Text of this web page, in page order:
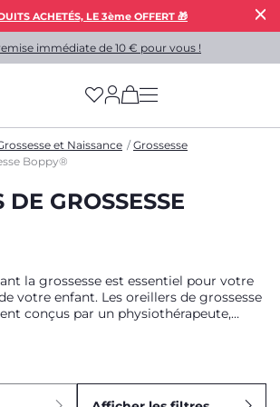
ACHETÉS, LE 3ème OFFERT 🎁
immédiate de 10 € pour vous !
(has more options
et Naissance
Grossesse
Boppy®
DE GROSSESSE
la grossesse est essentiel pour votre
votre enfant. Les oreillers de grossesse
conçus par un physiothérapeute,
la grossesse.